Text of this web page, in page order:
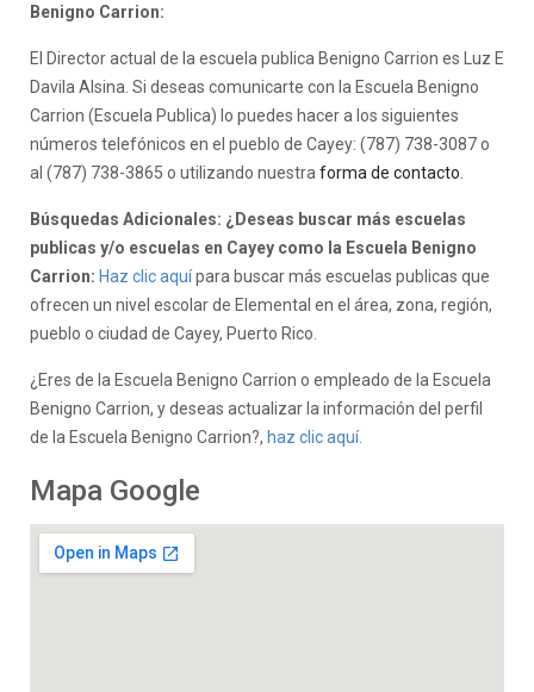
Benigno Carrion:
El Director actual de la escuela publica Benigno Carrion es Luz E
Davila Alsina. Si deseas comunicarte con la Escuela Benigno
Carrion (Escuela Publica) lo puedes hacer a los siguientes
números telefónicos en el pueblo de Cayey: (787) 738-3087 o
al (787) 738-3865 o utilizando nuestra forma de contacto
Búsquedas Adicionales: ¿Deseas buscar más escuelas
publicas y/o escuelas en Cayey como la Escuela Benigno
Carrion: Haz clic aquípara buscar más escuelas publicas que
ofrecen un nivel escolar de Elemental en el área, zona, región,
pueblo o ciudad de Cayey, Puerto Rico.
¿Eres de la Escuela Benigno Carrion o empleado de la Escuela
Benigno Carrion, y deseas actualizar la información del perfil
de la Escuela Benigno Carrion?, haz clic aquí.
Mapa Google